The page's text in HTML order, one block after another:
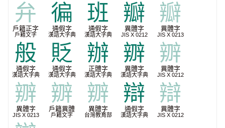
弁
戶籍正字
戶籍文字
徧
通假字
漢語大字典
班
通假字
漢語大字典
瓣
異體字
JIS X 0212
瓣
異體字
JIS X 0213
般
通假字
漢語大字典
貶
通假字
漢語大字典
辦
正體字
漢語大字典
辧
異體字
漢語大字典
辧
異體字
JIS X 0212
辧
異體字
JIS X 0213
辧
戶籍異體
戶籍文字
辧
異體字
台灣教育部
辯
通假字
漢語大字典
辯
異體字
JIS X 0212